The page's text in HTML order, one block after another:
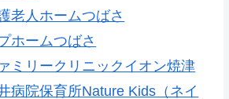
老人ホームつばさ
ホームつばさ
ミリークリニックイオン焼津
病院保育所Nature Kids（ネイ